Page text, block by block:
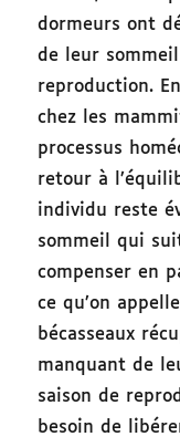
dormeurs ont
de leur
reproduction.
chez les
processus
retour à
individu reste
sommeil qui
compenser en
ce qu’on
bécasseaux
manquant de
saison de
besoin de